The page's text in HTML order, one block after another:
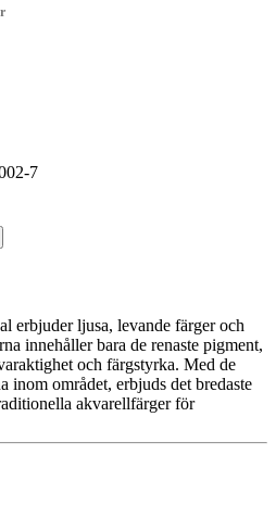
7
erbjuder ljusa, levande färger och
innehåller bara de renaste pigment,
och färgstyrka. Med de
inom området, erbjuds det bredaste
akvarellfärger för